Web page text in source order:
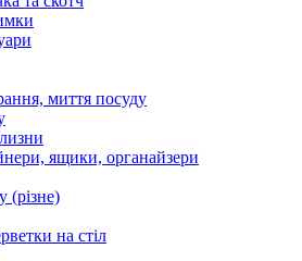
миття посуду
ящики, органайзери
(різне)
на стіл